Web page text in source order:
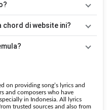
penyanyi, kamu dapat
chord di website ini?
nada. Seluruh chord akan
struktur dasar lagu.
on providing song’s lyrics and
and composers who have
in Indonesia. All lyrics
trusted sources and also from